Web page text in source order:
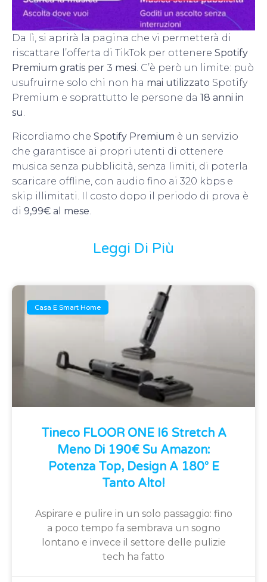
Da lì, si aprirà la pagina che vi permetterà di
riscattare l’offerta di TikTok per ottenere Spotify
Premium gratis per 3 mesi. C’è però un limite: può
usufruirne solo chi non ha mai utilizzato Spotify
Premium e soprattutto le persone da 18 anni in
su.
Ricordiamo che Spotify Premium è un servizio
che garantisce ai propri utenti di ottenere
musica senza pubblicità, senza limiti, di poterla
scaricare offline, con audio fino ai 320 kbps e
skip illimitati. Il costo dopo il periodo di prova è
di 9,99€ al mese
Leggi Di Più
Casa E Smart Home
Tineco FLOOR ONE I6 Stretch A
Meno Di 190€ Su Amazon:
Potenza Top, Design A 180° E
Tanto Alto!
Aspirare e pulire in un solo passaggio: fino
a poco tempo fa sembrava un sogno
lontano e invece il settore delle pulizie
tech ha fatto